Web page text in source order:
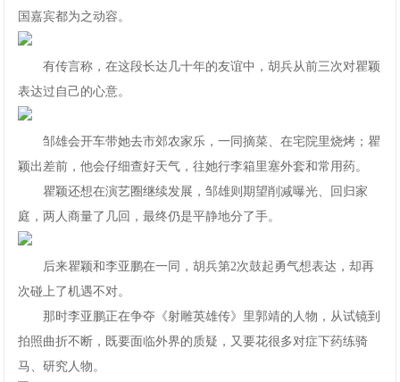
国嘉宾都为之动容。
有传言称，在这段长达几十年的友谊中，胡兵从前三次对瞿颖
表达过自己的心意。
邹雄会开车带她去市郊农家乐，一同摘菜、在宅院里烧烤；瞿
颖出差前，他会仔细查好天气，往她行李箱里塞外套和常用药。
瞿颖还想在演艺圈继续发展，邹雄则期望削减曝光、回归家
庭，两人商量了几回，最终仍是平静地分了手。
后来瞿颖和李亚鹏在一同，胡兵第2次鼓起勇气想表达，却再
次碰上了机遇不对。
那时李亚鹏正在争夺《射雕英雄传》里郭靖的人物，从试镜到
拍照曲折不断，既要面临外界的质疑，又要花很多对症下药练骑
马、研究人物。